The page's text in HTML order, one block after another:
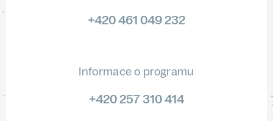
+420 461 049 232
Informace o programu
+420 257 310 414